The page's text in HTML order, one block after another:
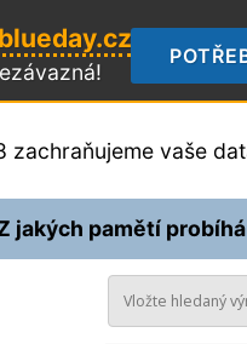
zachraňujeme vaše
jakých pamětí